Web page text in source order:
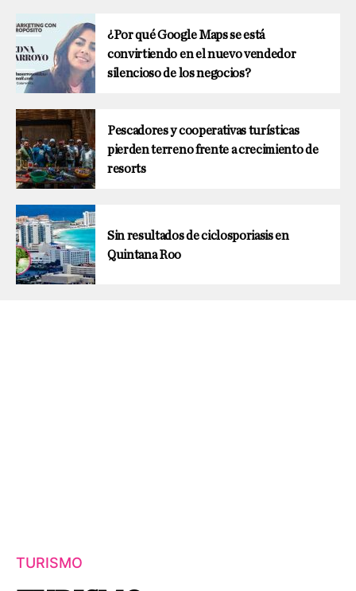
¿Por qué Google Maps se está
convirtiendo en el nuevo vendedor
silencioso de los negocios?
Pescadores y cooperativas turísticas
pierden terreno frente a crecimiento de
resorts
Sin resultados de ciclosporiasis en
Quintana Roo
TURISMO